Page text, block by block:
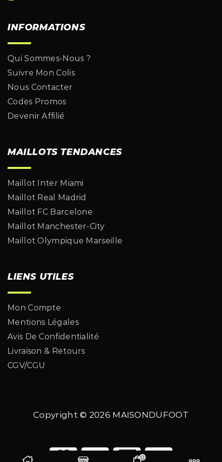
INFORMATIONS
Qui Sommes-Nous ?
Suivre Mon Colis
Nous Contacter
Codes Promos
Devenir Affilié
MAILLOTS TENDANCES
Maillot Inter Miami
Maillot Real Madrid
Maillot FC Barcelone
Maillot Manchester-City
Maillot Olympique Marseille
LIENS UTILES
Mon Compte
Mentions Légales
Avis De Confidentialité
Livraison & Retours
CGV/CGU
Copyright © 2026 MAISONDUFOOT
0